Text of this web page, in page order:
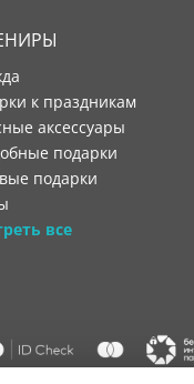
к праздникам
аксессуары
подарки
подарки
все